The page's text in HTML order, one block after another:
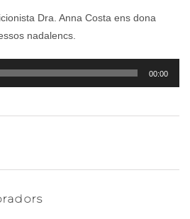
Dra. Anna Costa ens dona
nadalencs.
00:00